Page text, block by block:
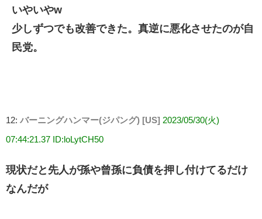
いやいやw
少しずつでも改善できた。真逆に悪化させたのが自
民党。
12: バーニングハンマー(ジパング) [US] 2023/05/30(火)
07:44:21.37 ID:loLytCH50
現状だと先人が孫や曾孫に負債を押し付けてるだけ
なんだが